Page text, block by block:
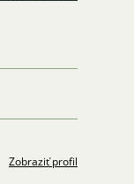
Zobraziť profil